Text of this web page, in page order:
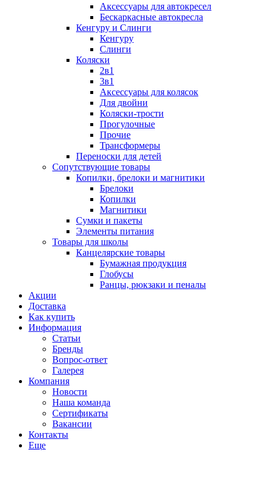
Аксессуары для автокресел
Бескаркасные автокресла
Кенгуру и Слинги
Кенгуру
Слинги
Коляски
2в1
3в1
Аксессуары для колясок
Для двойни
Коляски-трости
Прогулочные
Прочие
Трансформеры
Переноски для детей
Сопутствующие товары
Копилки, брелоки и магнитики
Брелоки
Копилки
Магнитики
Сумки и пакеты
Элементы питания
Товары для школы
Канцелярские товары
Бумажная продукция
Глобусы
Ранцы, рюкзаки и пеналы
Акции
Доставка
Как купить
Информация
Статьи
Бренды
Вопрос-ответ
Галерея
Компания
Новости
Наша команда
Сертификаты
Вакансии
Контакты
Еще